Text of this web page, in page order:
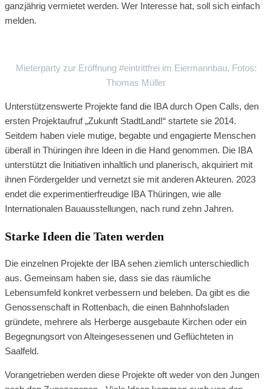
ganzjährig vermietet werden. Wer Interesse hat, soll sich einfach
melden.
Mieterparty zur Eröffnung #eintrittfrei im Eiermannbau, Fotos:
Thomas Müller
Unterstützenswerte Projekte fand die IBA durch Open Calls, den
ersten Projektaufruf „Zukunft StadtLand!“ startete sie 2014.
Seitdem haben viele mutige, begabte und engagierte Menschen
überall in Thüringen ihre Ideen in die Hand genommen. Die IBA
unterstützt die Initiativen inhaltlich und planerisch, akquiriert mit
ihnen Fördergelder und vernetzt sie mit anderen Akteuren. 2023
endet die experimentierfreudige IBA Thüringen, wie alle
Internationalen Bauausstellungen, nach rund zehn Jahren.
Starke Ideen die Taten werden
Die einzelnen Projekte der IBA sehen ziemlich unterschiedlich
aus. Gemeinsam haben sie, dass sie das räumliche
Lebensumfeld konkret verbessern und beleben. Da gibt es die
Genossenschaft in Rottenbach, die einen Bahnhofsladen
gründete, mehrere als Herberge ausgebaute Kirchen oder ein
Begegnungsort von Alteingesessenen und Geflüchteten in
Saalfeld.
Vorangetrieben werden diese Projekte oft weder von den Jungen